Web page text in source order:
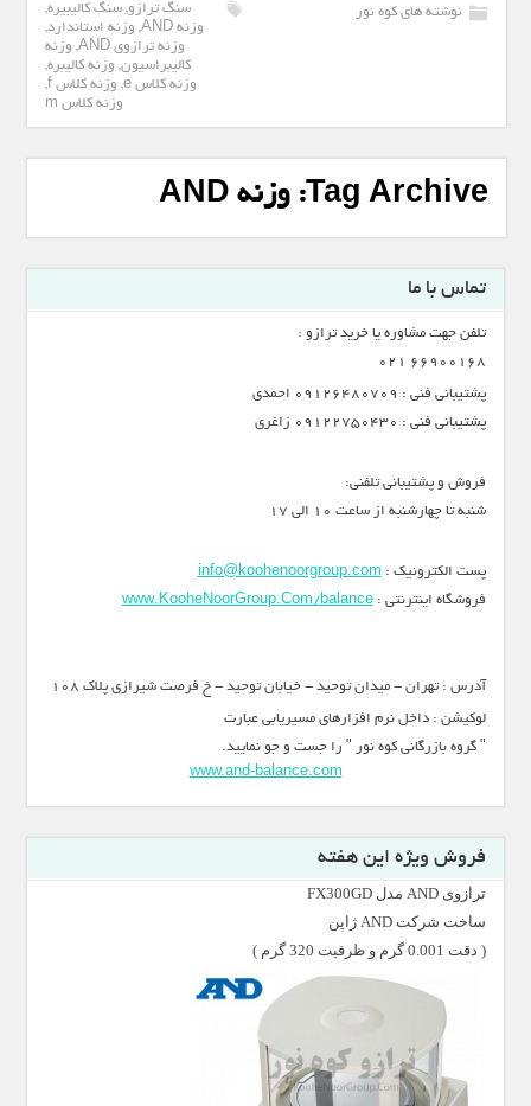
Tag Archive: وزنه AND
نوشته های کوه نور سنگ ترازو, سنگ کالیبیره,
وزنه AND
, وزنه استاندارد,
وزنه ترازوی AND
, وزنه
کالیبراسیون, وزنه کالیبره,
وزنه کلاس e
, وزنه کلاس f ,
وزنه کلاس m
تماس با ما
تلفن جهت مشاوره یا خرید ترازو :
66900168 021
پشتیبانی فنی : 09126480709 احمدی
پشتیبانی فنی : 09122750430 زاغری
فروش و پشتیبانی تلفنی:
شنبه تا چهارشنبه از ساعت 10 الی 17
پست الکترونیک : info@koohenoorgroup.com
فروشگاه اینترنتی :www.KooheNoorGroup.Com/balance
آدرس : تهران - میدان توحید - خیابان توحید - خ فرصت شیرازی پلاک 108
لوکیشن : داخل نرم افزارهای مسیریابی عبارت
" گروه بازرگانی کوه نور " را جست و جو نمایید.
www.and-balance.com
فروش ویژه این هفته
ترازوی AND مدل FX300GD
ساخت شرکت AND ژاپن
( دقت 0.001 گرم و ظرفیت 320 گرم )